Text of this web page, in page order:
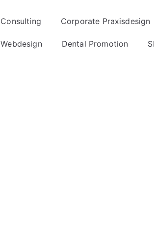
Consulting Corporate Praxisdesign
Webdesign Dental Promotion